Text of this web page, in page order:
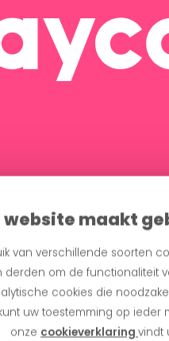
website maakt
van verschillende soorten
derden om de functionaliteit
cookies die
uw toestemming op ieder
onze cookieverklaring vindt